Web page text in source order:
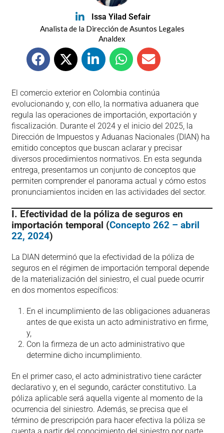
Issa Yilad Sefair
Analista de la Dirección de Asuntos Legales
Analdex
El comercio exterior en Colombia continúa
evolucionando y, con ello, la normativa aduanera que
regula las operaciones de importación, exportación y
fiscalización. Durante el 2024 y el inicio del 2025, la
Dirección de Impuestos y Aduanas Nacionales (DIAN) ha
emitido conceptos que buscan aclarar y precisar
diversos procedimientos normativos. En esta segunda
entrega, presentamos un conjunto de conceptos que
permiten comprender el panorama actual y cómo estos
pronunciamientos inciden en las actividades del sector.
I. Efectividad de la póliza de seguros en
importación temporal (Concepto 262 – abril
22, 2024)
La DIAN determinó que la efectividad de la póliza de
seguros en el régimen de importación temporal depende
de la materialización del siniestro, el cual puede ocurrir
en dos momentos específicos:
En el incumplimiento de las obligaciones aduaneras
antes de que exista un acto administrativo en firme,
y,
Con la firmeza de un acto administrativo que
determine dicho incumplimiento.
En el primer caso, el acto administrativo tiene carácter
declarativo y, en el segundo, carácter constitutivo. La
póliza aplicable será aquella vigente al momento de la
ocurrencia del siniestro. Además, se precisa que el
término de prescripción para hacer efectiva la póliza se